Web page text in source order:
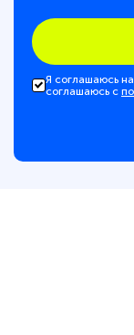
Я соглашаюсь
соглашаюсь с